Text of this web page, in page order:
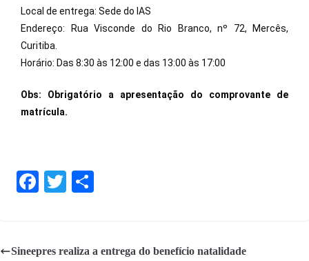
Local de entrega: Sede do IAS
Endereço: Rua Visconde do Rio Branco, nº 72, Mercês,
Curitiba.
Horário: Das 8:30 às 12:00 e das 13:00 às 17:00
Obs: Obrigatório a apresentação do comprovante de
matrícula.
Fa
ok
T
r
Sineepres realiza a entrega do benefício natalidade